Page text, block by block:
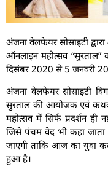
अंजना वेलफेयर सोसाइटी
ऑनलाइन महोत्सव
दिसंबर 2020 से 5 जनवरी
अंजना वेलफेयर सोसाइटी
सुरताल की आयोजक एवं कथक
महोत्सव में सिर्फ प्रदर्शन ही
जिसे पंचम वेद भी कहा
जाएगी ताकि आज का युवा
हुआ है।